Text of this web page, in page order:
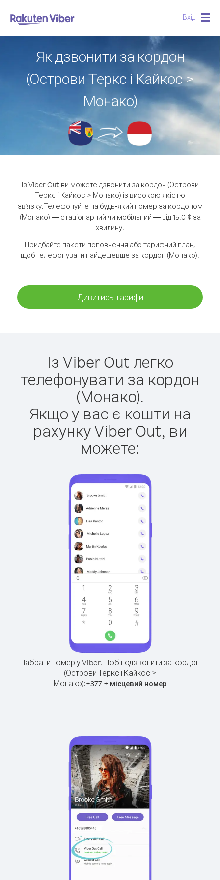
Вхід
Як дзвонити за кордон
(Острови Теркс і Кайкос >
Монако)
Із Viber Out ви можете дзвонити за кордон (Острови
Теркс і Кайкос > Монако) із високою якістю
зв'язку.Телефонуйте на будь-який номер за кордоном
(Монако) — стаціонарний чи мобільний — від 15.0 ¢ за
хвилину.
Придбайте пакети поповнення або тарифний план,
щоб телефонувати найдешевше за кордон (Монако).
Дивитись тарифи
Із Viber Out легко
телефонувати за кордон
(Монако).
Якщо у вас є кошти на
рахунку Viber Out, ви
можете:
Набрати номер у Viber.Щоб подзвонити за кордон
(Острови Теркс і Кайкос >
Монако):+377+ місцевий номер